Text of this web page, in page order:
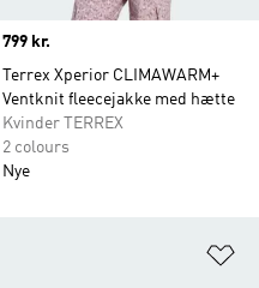
Price
799 kr.
Terrex Xperior CLIMAWARM+
Ventknit fleecejakke med hætte
Kvinder TERREX
2 colours
Nye